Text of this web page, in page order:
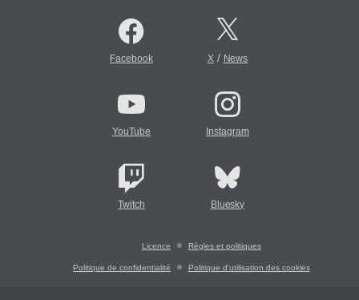
Facebook X/ News
YouTube Instagram
Twitch Bluesky
Licence Règles et politiques
Politique de confidentialité Politique d'utilisation des cookies